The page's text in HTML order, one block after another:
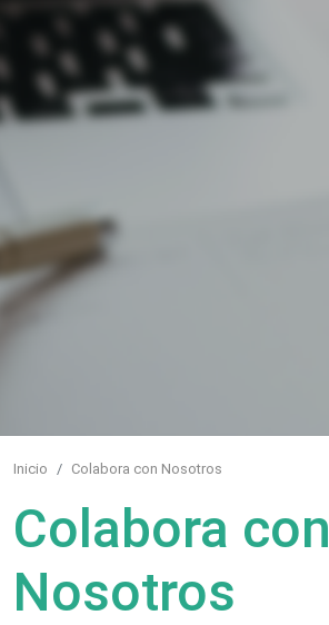
Inicio Colabora con Nosotros
Colabora con
Nosotros